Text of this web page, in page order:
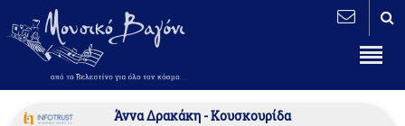
Άννα Δρακάκη - Κουσκουρίδα